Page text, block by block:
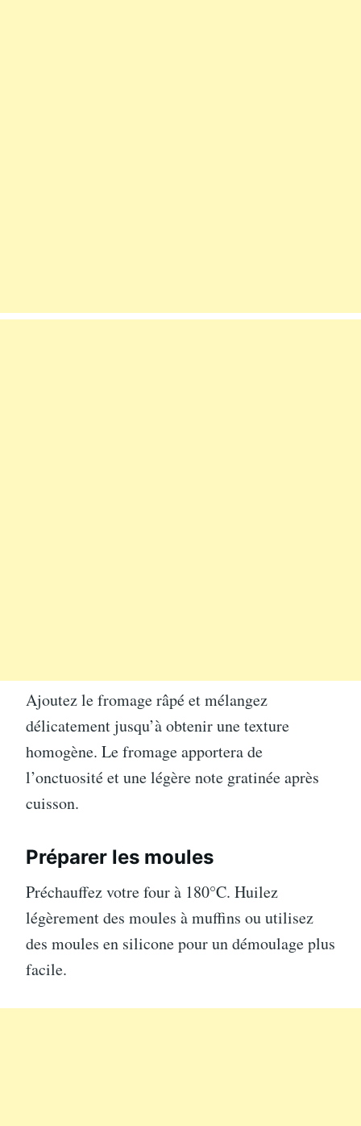
Ajoutez le fromage râpé et mélangez
délicatement jusqu’à obtenir une texture
homogène. Le fromage apportera de
l’onctuosité et une légère note gratinée après
cuisson.
Préparer les moules
Préchauffez votre four à 180°C. Huilez
légèrement des moules à muffins ou utilisez
des moules en silicone pour un démoulage plus
facile.